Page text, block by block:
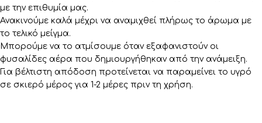
με την επιθυμία μας.
Ανακινούμε καλά μέχρι να αναμιχθεί πλήρως το άρωμα με
το τελικό μείγμα.
Μπορούμε να το ατμίσουμε όταν εξαφανιστούν οι
φυσαλίδες αέρα που δημιουργήθηκαν από την ανάμειξη.
Για βέλτιστη απόδοση προτείνεται να παραμείνει το υγρό
σε σκιερό μέρος για 1-2 μέρες πριν τη χρήση.